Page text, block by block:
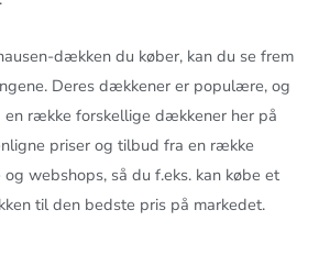
dækken du køber, kan du se frem
Deres dækkener er populære, og
række forskellige dækkener her på
priser og tilbud fra en række
webshops, så du f.eks. kan købe et
til den bedste pris på markedet.